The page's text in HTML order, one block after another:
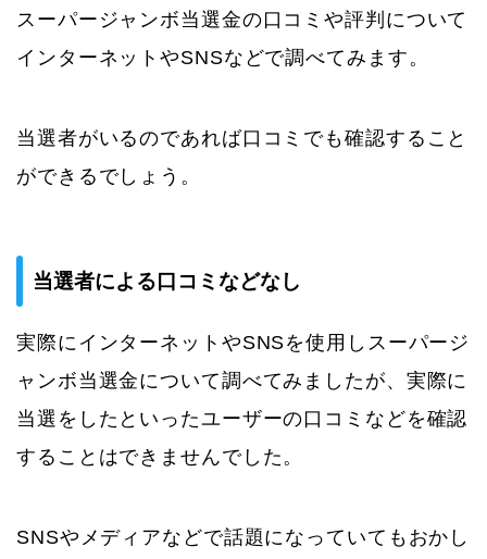
スーパージャンボ当選金の口コミや評判について
インターネットやSNSなどで調べてみます。
当選者がいるのであれば口コミでも確認すること
ができるでしょう。
当選者による口コミなどなし
実際にインターネットやSNSを使用しスーパージ
ャンボ当選金について調べてみましたが、実際に
当選をしたといったユーザーの口コミなどを確認
することはできませんでした。
SNSやメディアなどで話題になっていてもおかし